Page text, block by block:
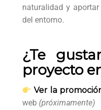
naturalidad y
del entorno.
¿Te
proyecto
Ver la
web (próximamente)